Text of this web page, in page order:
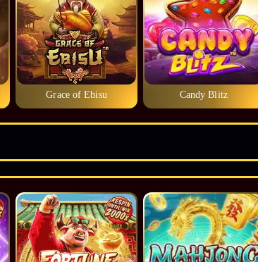
Grace of Ebisu Candy Blitz